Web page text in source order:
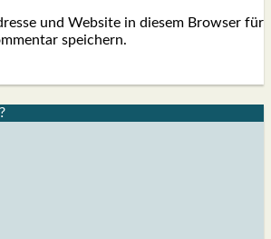
und Website in diesem Browser für
speichern.